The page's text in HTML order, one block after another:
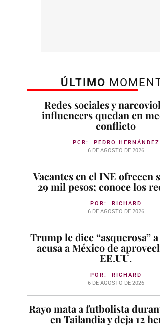
ÚLTIMO
Redes sociales y
influencers quedan en
conflicto
POR: PEDRO HERNÁNDEZ
6 DE AGOSTO DE 2026
Vacantes en el INE ofrecen
29 mil pesos; conoce los
POR: RICHARD
6 DE AGOSTO DE 2026
Trump le dice “asquerosa” a
acusa a México de
EE.UU.
POR: RICHARD
6 DE AGOSTO DE 2026
Rayo mata a futbolista
en Tailandia y deja 12